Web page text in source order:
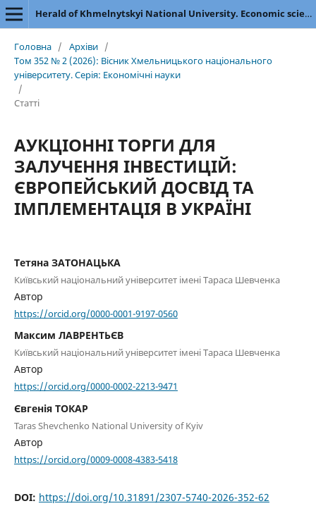
Herald of Khmelnytskyi National University. Economic sciences
Головна / Архіви /
Том 352 № 2 (2026): Вісник Хмельницького національного
університету. Серія: Економічні науки
/
Статті
АУКЦІОННІ ТОРГИ ДЛЯ
ЗАЛУЧЕННЯ ІНВЕСТИЦІЙ:
ЄВРОПЕЙСЬКИЙ ДОСВІД ТА
ІМПЛЕМЕНТАЦІЯ В УКРАЇНІ
Тетяна ЗАТОНАЦЬКА
Київський національний університет імені Тараса Шевченка
Автор
https://orcid.org/0000-0001-9197-0560
Максим ЛАВРЕНТЬЄВ
Київський національний університет імені Тараса Шевченка
Автор
https://orcid.org/0000-0002-2213-9471
Євгенія ТОКАР
Taras Shevchenko National University of Kyiv
Автор
https://orcid.org/0009-0008-4383-5418
DOI: https://doi.org/10.31891/2307-5740-2026-352-62